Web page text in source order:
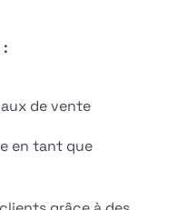
de vente
en tant que